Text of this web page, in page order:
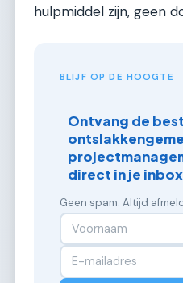
hulpmiddel zijn, geen
BLIJF OP DE HOOGTE
Ontvang de
direct in je
Geen spam. Altijd